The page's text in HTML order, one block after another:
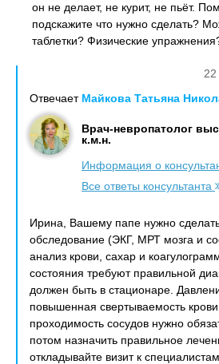
он не делает, не курит, не пьёт.
подскажите что нужно сделать?
таблетки? Физические
22
Отвечает Майкова Татьяна
Врач-невропатолог
к.м.н.
Информация о
Все ответы консультанта
Ирина, Вашему папе нужно
обследование (ЭКГ, МРТ мозга и
анализ крови, сахар и
состояния требуют правильной
должен быть в стационаре.
повышенная свертываемость
проходимость сосудов нужно
потом назначить правильное
откладывайте визит к